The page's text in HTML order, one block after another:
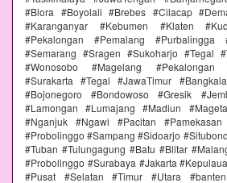
#Blora #Boyolali #Brebes #Cilacap
#Karanganyar #Kebumen #Klaten
#Pekalongan #Pemalang #Purbalingga
#Semarang #Sragen #Sukoharjo #Tegal
#Wonosobo #Magelang #Pekalongan
#Surakarta #Tegal #JawaTimur
#Bojonegoro #Bondowoso #Gresik
#Lamongan #Lumajang #Madiun
#Nganjuk #Ngawi #Pacitan
#Probolinggo #Sampang #Sidoarjo
#Tuban #Tulungagung #Batu #Blitar
#Probolinggo #Surabaya #Jakarta
#Pusat #Selatan #Timur #Utara